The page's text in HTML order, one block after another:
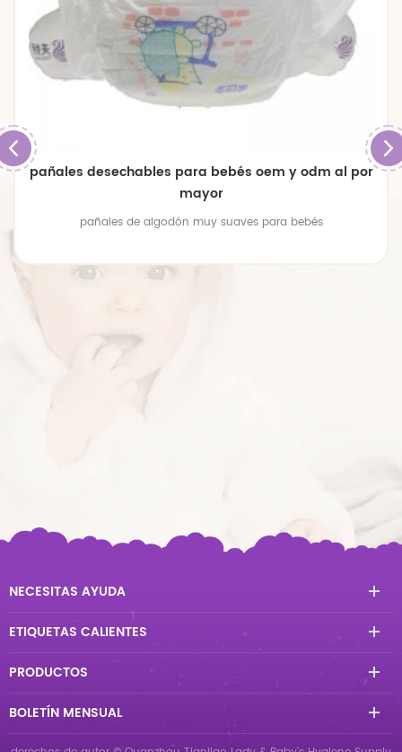
pañales desechables para bebés oem y odm al por
mayor
pañales de algodón muy suaves para bebés
NECESITAS AYUDA
ETIQUETAS CALIENTES
PRODUCTOS
BOLETÍN MENSUAL